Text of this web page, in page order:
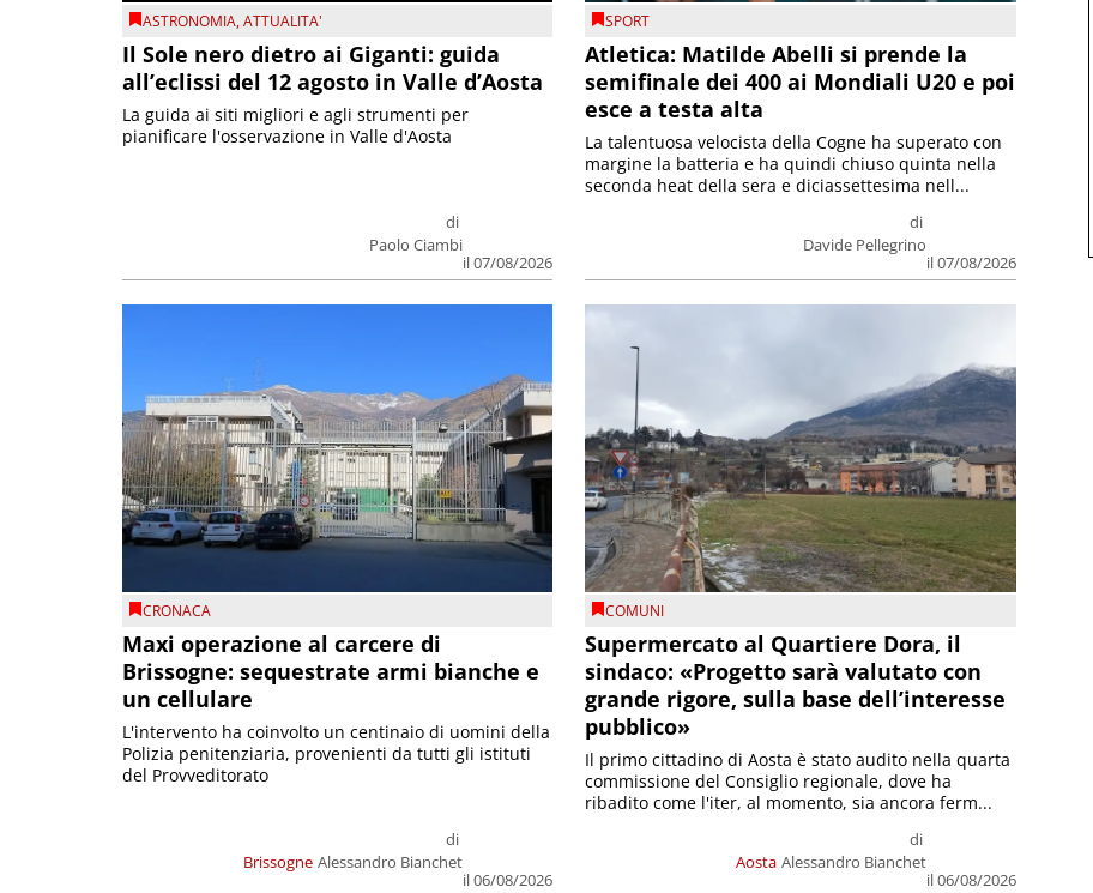
ASTRONOMIA,ATTUALITA'
Il Sole nero dietro ai Giganti: guida
all’eclissi del 12 agosto in Valle d’Aosta
di
Paolo Ciambi
il 07/08/2026
La guida ai siti migliori e agli strumenti per
pianificare l'osservazione in Valle d'Aosta
SPORT
Atletica: Matilde Abelli si prende la
semifinale dei 400 ai Mondiali U20 e poi
esce a testa alta
di
Davide Pellegrino
il 07/08/2026
La talentuosa velocista della Cogne ha superato con
margine la batteria e ha quindi chiuso quinta nella
seconda heat della sera e diciassettesima nell...
CRONACA
Maxi operazione al carcere di
Brissogne: sequestrate armi bianche e
un cellulare
Brissogne
di
Alessandro Bianchet
il 06/08/2026
L'intervento ha coinvolto un centinaio di uomini della
Polizia penitenziaria, provenienti da tutti gli istituti
del Provveditorato
COMUNI
Supermercato al Quartiere Dora, il
sindaco: «Progetto sarà valutato con
grande rigore, sulla base dell’interesse
pubblico»
Aosta
di
Alessandro Bianchet
il 06/08/2026
Il primo cittadino di Aosta è stato audito nella quarta
commissione del Consiglio regionale, dove ha
ribadito come l'iter, al momento, sia ancora ferm...